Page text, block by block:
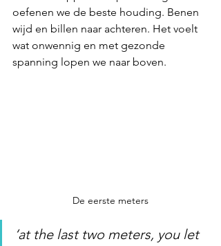
oefenen we de beste houding. Benen
wijd en billen naar achteren. Het voelt
wat onwennig en met gezonde
spanning lopen we naar boven.
De eerste meters
‘at the last two meters, you let